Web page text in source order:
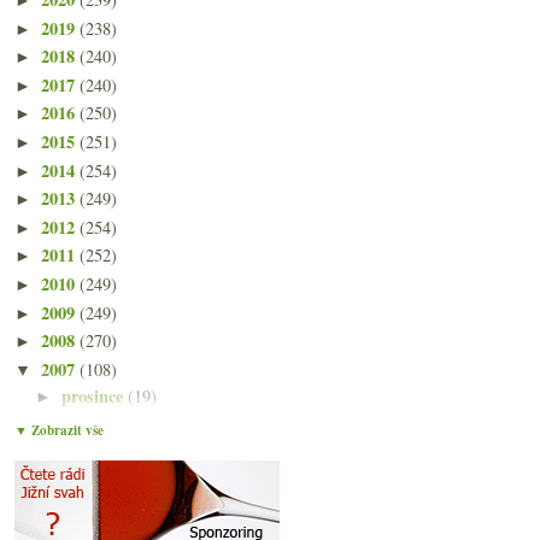
► 2019 (238)
► 2018 (240)
► 2017 (240)
► 2016 (250)
► 2015 (251)
► 2014 (254)
► 2013 (249)
► 2012 (254)
► 2011 (252)
► 2010 (249)
► 2009 (249)
► 2008 (270)
▼ 2007 (108)
►prosince (19)
▼listopadu
Svařák za třicet…
Jelení kýta a Rulandské Modré od Spěváka
Malá degustace destilátů U Závoje
▼ Zobrazit vše